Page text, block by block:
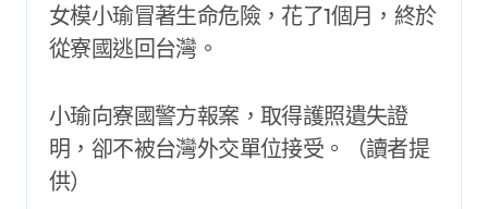
女模小瑜冒著生命危險，花了1個月，終於
從寮國逃回台灣。
小瑜向寮國警方報案，取得護照遺失證
明，卻不被台灣外交單位接受。（讀者提
供）